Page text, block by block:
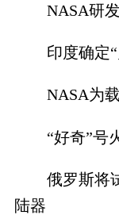
NASA研
印度确定
NASA为
“好奇”号
俄罗斯将
陆器